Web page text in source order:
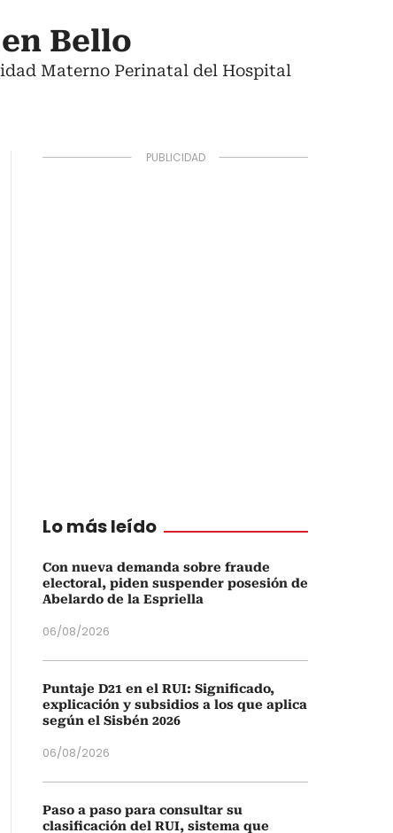
Bello
Materno Perinatal del Hospital
Lo más leído
Con nueva demanda sobre fraude
electoral, piden suspender posesión de
Abelardo de la Espriella
06/08/2026
Puntaje D21 en el RUI: Significado,
explicación y subsidios a los que aplica
según el Sisbén 2026
06/08/2026
Paso a paso para consultar su
clasificación del RUI, sistema que